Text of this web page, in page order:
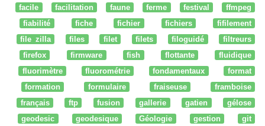
facile
facilitation faune ferme festival
ffmpeg
fiabilité
fiche fichier fichiers
fifilement
file zilla
files filet filets filoguidé
filtreurs
firefox
firmware fish flottante
fluidique
fluorimètre
fluorométrie fondamentaux
format
formation
formulaire fraiseuse
framboise
français
ftp fusion gallerie gatien
gélose
geodesic
geodesique Géologie gestion
git